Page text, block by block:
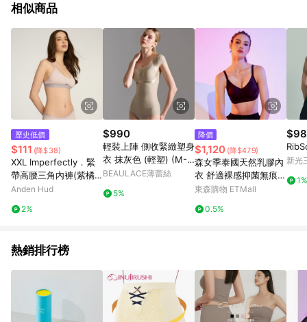
球嚴選、商城、專案商品、「草莓網」全館商品。 4. 如取消訂
回饋。 5. 點數回饋會扣除所有折扣優惠後之最終發票金額計算，
實際回饋請依LINE購物通知為主。 6. 訂單如有使用東森購物
ETMall站內之折扣優惠(包含但不限於東森幣、樂透金、東森現金
券等)，不具點數回饋資格。詳細請依東森購物ETMall之結帳頁面
顯示為準。 7. LINE購物設有「單一商品最高回饋點數」機制(特
殊活動時開放「回饋無上限」)，以同一訂單中同一商品不論件數
計算，並依訂單成立時間當下LINE購物所設定的回饋機制為準。
8. LINE購物為購物資訊整合性平台，商品資料更新會有時間差，
如顯示之商品規格、顏色、價位、贈品與東森購物ETMall銷售網
頁不符，以銷售網頁標示為準。 9. 若有贈點爭議，請務必於訂單
日期+180天以內至LINE購物客服洽詢；若超過180天(含)以上進
行申訴，恕無法贈點回饋。 10. 部分點數紅包僅限指定商品使
用，或不適用於無回饋商品。各點數紅包之適用商品與使用條件
請依點數紅包頁面規則為準。
相似商品
歷史低價
$111 (降$38)
XXL Imperfectly．緊
帶高腰三角內褲(紫橘
細條紋)
Anden Hud
2%
$990
輕裝上陣 側收緊緻塑身
衣 抹灰色 (輕塑) (M-3
L)
BEAULACE薄蕾絲
5%
降價
$1,120 (降$479)
森女季泰國天然乳膠內
衣 舒適裸感抑菌無痕無
鋼圈小胸聚攏 云感款
東森購物 ETMall
0.5%
新光
1%
熱銷排行榜